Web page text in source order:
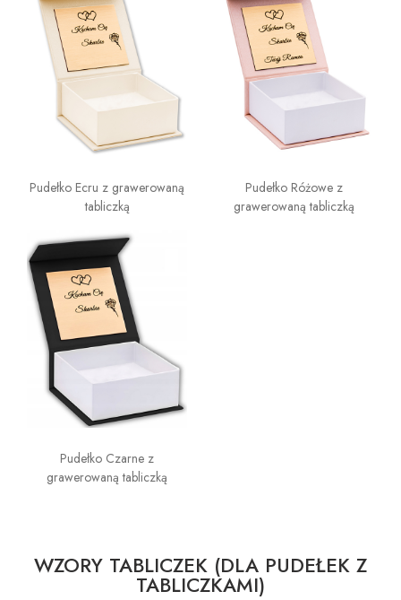
Pudełko Ecru z grawerowaną
tabliczką
Pudełko Różowe z
grawerowaną tabliczką
Pudełko Czarne z
grawerowaną tabliczką
WZORY TABLICZEK (DLA PUDEŁEK Z
TABLICZKAMI)